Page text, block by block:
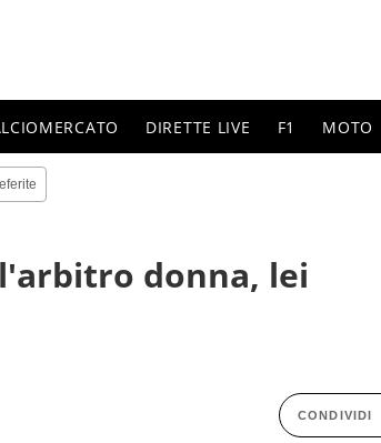
DIRETTE LIVE F1 MOTO
donna, lei
CONDIVIDI